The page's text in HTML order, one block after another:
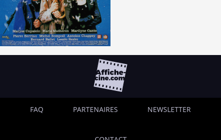
FAQ PARTENAIRES NEWSLETTER